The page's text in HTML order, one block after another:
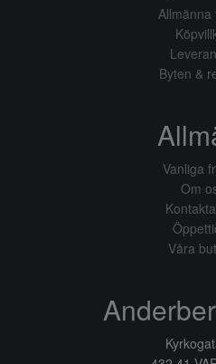
Allmänna
Byten &
Vanliga
Om
Våra